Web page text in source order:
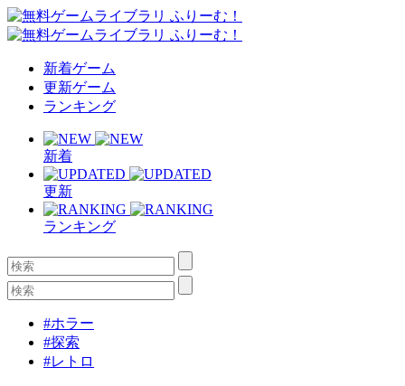
新着ゲーム
更新ゲーム
ランキング
新着
更新
ランキング
#ホラー
#探索
#レトロ